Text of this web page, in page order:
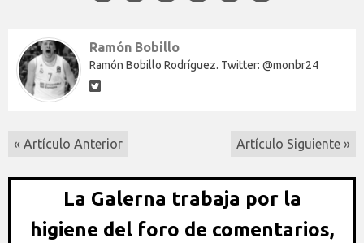
Ramón Bobillo
Ramón Bobillo Rodríguez. Twitter: @monbr24
« Artículo Anterior Artículo Siguiente »
La Galerna trabaja por la
higiene del foro de comentarios,